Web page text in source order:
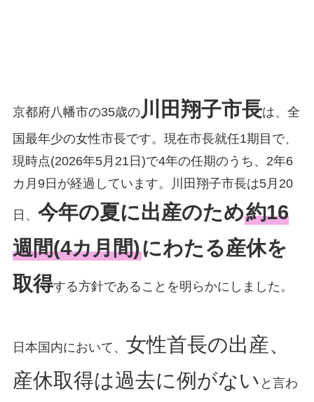
京都府八幡市の35歳の川田翔子市長は、全
国最年少の女性市長です。現在市長就任1期目で、
現時点(2026年5月21日)で4年の任期のうち、2年6
カ月9日が経過しています。川田翔子市長は5月20
日、 今年の夏に出産のため約16
週間(4カ月間)にわたる産休を
取得する方針であることを明らかにしました。
日本国内において、 女性首長の出産、
産休取得は過去に例がない と言わ